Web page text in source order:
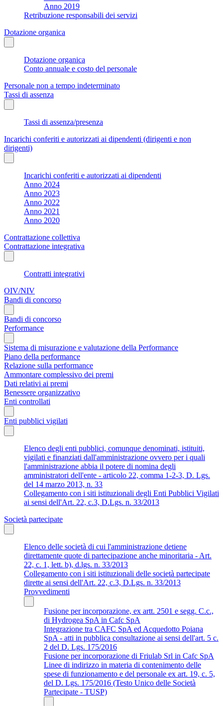
Anno 2019
Retribuzione responsabili dei servizi
Dotazione organica
Dotazione organica
Conto annuale e costo del personale
Personale non a tempo indeterminato
Tassi di assenza
Tassi di assenza/presenza
Incarichi conferiti e autorizzati ai dipendenti (dirigenti e non
dirigenti)
Incarichi conferiti e autorizzati ai dipendenti
Anno 2024
Anno 2023
Anno 2022
Anno 2021
Anno 2020
Contrattazione collettiva
Contrattazione integrativa
Contratti integrativi
OIV/NIV
Bandi di concorso
Bandi di concorso
Performance
Sistema di misurazione e valutazione della Performance
Piano della performance
Relazione sulla performance
Ammontare complessivo dei premi
Dati relativi ai premi
Benessere organizzativo
Enti controllati
Enti pubblici vigilati
Elenco degli enti pubblici, comunque denominati, istituiti,
vigilati e finanziati dall'amministrazione ovvero per i quali
l'amministrazione abbia il potere di nomina degli
amministratori dell'ente - articolo 22, comma 1-2-3, D. Lgs.
del 14 marzo 2013, n. 33
Collegamento con i siti istituzionali degli Enti Pubblici Vigilati
ai sensi dell'Art. 22, c.3, D.Lgs. n. 33/2013
Società partecipate
Elenco delle società di cui l'amministrazione detiene
direttamente quote di partecipazione anche minoritaria - Art.
22, c. 1, lett. b), d.lgs. n. 33/2013
Collegamento con i siti istituzionali delle società partecipate
dirette ai sensi dell'Art. 22, c.3, D.Lgs. n. 33/2013
Provvedimenti
Fusione per incorporazione, ex artt. 2501 e segg. C.c.,
di Hydrogea SpA in Cafc SpA
Integrazione tra CAFC SpA ed Acquedotto Poiana
SpA - atti in pubblica consultazione ai sensi dell'art. 5 c.
2 del D. Lgs. 175/2016
Fusione per incorporazione di Friulab Srl in Cafc SpA
Linee di indirizzo in materia di contenimento delle
spese di funzionamento e del personale ex art. 19, c. 5,
del D. Lgs. 175/2016 (Testo Unico delle Società
Partecipate - TUSP)